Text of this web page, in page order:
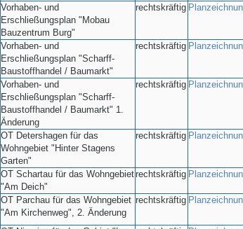
Vorhaben- und
Erschließungsplan "Mobau
Bauzentrum Burg"
rechtskräftig
Vorhaben- und
Erschließungsplan "Scharff-
Baustoffhandel / Baumarkt"
rechtskräftig
Vorhaben- und
Erschließungsplan "Scharff-
Baustoffhandel / Baumarkt" 1.
Änderung
rechtskräftig
OT Detershagen für das
Wohngebiet "Hinter Stagens
Garten"
rechtskräftig
OT Schartau für das Wohngebiet
"Am Deich"
rechtskräftig
OT Parchau für das Wohngebiet
"Am Kirchenweg", 2. Änderung
rechtskräftig